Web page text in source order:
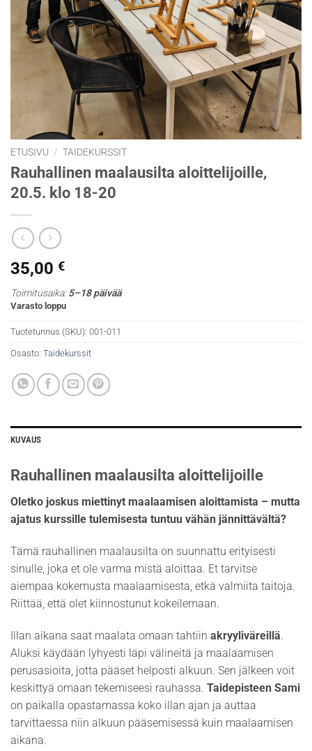
ETUSIVU / TAIDEKURSSIT
Rauhallinen maalausilta aloittelijoille,
20.5. klo 18-20
35,00 €
Toimitusaika:5–18 päivää
Varasto loppu
Tuotetunnus (SKU): 001-011
Osasto: Taidekurssit
KUVAUS
Rauhallinen maalausilta aloittelijoille
Oletko joskus miettinyt maalaamisen aloittamista – mutta
ajatus kurssille tulemisesta tuntuu vähän jännittävältä?
Tämä rauhallinen maalausilta on suunnattu erityisesti
sinulle, joka et ole varma mistä aloittaa. Et tarvitse
aiempaa kokemusta maalaamisesta, etkä valmiita taitoja.
Riittää, että olet kiinnostunut kokeilemaan.
Illan aikana saat maalata omaan tahtiin akryyliväreillä.
Aluksi käydään lyhyesti läpi välineitä ja maalaamisen
perusasioita, jotta pääset helposti alkuun. Sen jälkeen voit
keskittyä omaan tekemiseesi rauhassa. Taidepisteen Sami
on paikalla opastamassa koko illan ajan ja auttaa
tarvittaessa niin alkuun pääsemisessä kuin maalaamisen
aikana.